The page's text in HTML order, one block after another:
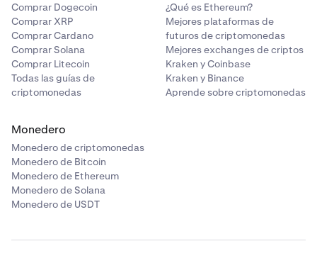
Comprar Dogecoin
Comprar XRP
Comprar Cardano
Comprar Solana
Comprar Litecoin
Todas las guías de
criptomonedas
¿Qué es Ethereum?
Mejores plataformas de
futuros de criptomonedas
Mejores exchanges de criptos
Kraken y Coinbase
Kraken y Binance
Aprende sobre criptomonedas
Monedero
Monedero de criptomonedas
Monedero de Bitcoin
Monedero de Ethereum
Monedero de Solana
Monedero de USDT